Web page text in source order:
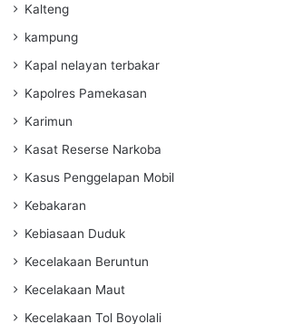
Kalteng
kampung
Kapal nelayan terbakar
Kapolres Pamekasan
Karimun
Kasat Reserse Narkoba
Kasus Penggelapan Mobil
Kebakaran
Kebiasaan Duduk
Kecelakaan Beruntun
Kecelakaan Maut
Kecelakaan Tol Boyolali